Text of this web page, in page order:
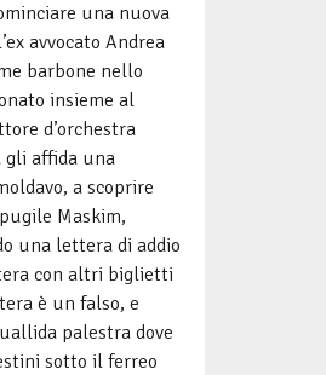
una nuova
avvocato Andrea
barbone nello
insieme al
d’orchestra
gli affida una
a scoprire
Maskim,
una lettera di addio
con altri biglietti
è un falso, e
palestra dove
sotto il ferreo